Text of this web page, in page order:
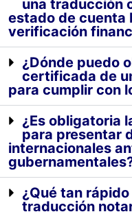
una traducción
estado de cuenta
verificación
¿Dónde puedo
certificada de
para cumplir con
¿Es obligatoria
para presentar
internacionales
¿Qué tan
traducción